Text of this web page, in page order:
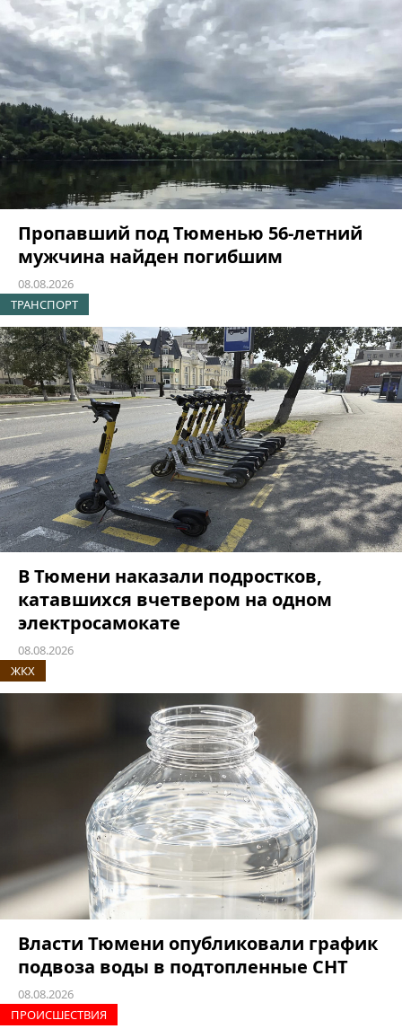
Пропавший под Тюменью 56-летний
мужчина найден погибшим
08.08.2026
ТРАНСПОРТ
В Тюмени наказали подростков,
катавшихся вчетвером на одном
электросамокате
08.08.2026
ЖКХ
Власти Тюмени опубликовали график
подвоза воды в подтопленные СНТ
08.08.2026
ПРОИCШЕСТВИЯ